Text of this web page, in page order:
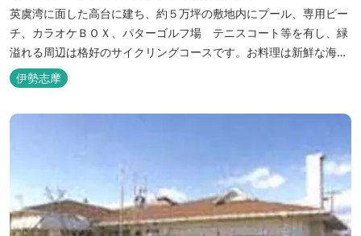
英虞湾に面した高台に建ち、約５万坪の敷地内にプール、専用ビー
チ、カラオケＢＯＸ、パターゴルフ場 テニスコート等を有し、緑
溢れる周辺は格好のサイクリングコースです。お料理は新鮮な海の
幸をふんだんに使用する荒磯焼、活造会席、伊勢海老残酷鍋会席、
松茸料理（秋）等グルメ志向の方に好評です。夏には野外バーベキ
ューも毎晩行ないます。
伊勢志摩